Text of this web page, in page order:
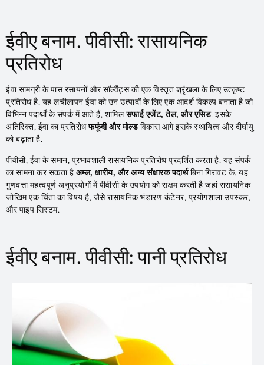
ईवीए बनाम. पीवीसी: रासायनिक
प्रतिरोध
ईवा सामग्री के पास रसायनों और सॉल्वैंट्स की एक विस्तृत श्रृंखला के लिए उत्कृष्ट
प्रतिरोध है. यह लचीलापन ईवा को उन उत्पादों के लिए एक आदर्श विकल्प बनाता है जो
विभिन्न पदार्थों के संपर्क में आते हैं, शामिलसफाई एजेंट, तेल, और एसिड. इसके
अतिरिक्त, ईवा का प्रतिरोधफफूंदी और मोल्डविकास आगे इसके स्थायित्व और दीर्घायु
को बढ़ाता है.
पीवीसी, ईवा के समान, प्रभावशाली रासायनिक प्रतिरोध प्रदर्शित करता है. यह संपर्क
का सामना कर सकता है अम्ल, क्षारीय, और अन्य संक्षारक पदार्थबिना गिरावट के. यह
गुणवत्ता महत्वपूर्ण अनुप्रयोगों में पीवीसी के उपयोग को सक्षम करती है जहां रासायनिक
जोखिम एक चिंता का विषय है, जैसे रासायनिक भंडारण कंटेनर, प्रयोगशाला उपस्कर,
और पाइप सिस्टम.
ईवीए बनाम. पीवीसी: पानी प्रतिरोध